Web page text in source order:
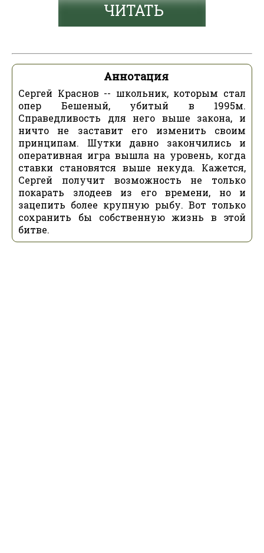
ЧИТАТЬ
Аннотация
Сергей Краснов -- школьник, которым стал
опер Бешеный, убитый в 1995м.
Справедливость для него выше закона, и
ничто не заставит его изменить своим
принципам. Шутки давно закончились и
оперативная игра вышла на уровень, когда
ставки становятся выше некуда. Кажется,
Сергей получит возможность не только
покарать злодеев из его времени, но и
зацепить более крупную рыбу. Вот только
сохранить бы собственную жизнь в этой
битве.